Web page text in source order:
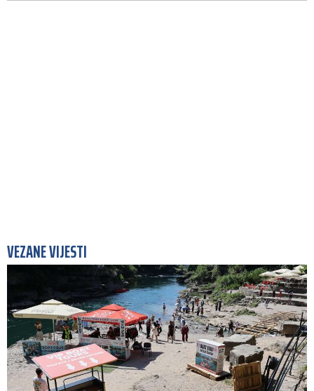
VEZANE VIJESTI